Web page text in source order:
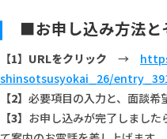
■お申し込み方法と
【1】URLをクリック →
shinsotsusyokai_26/
【2】 必要項目の入力と、面談希
【3】 お申し込みが完了しまし